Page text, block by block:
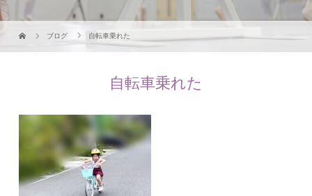
ブログ 自転車乗れた
自転車乗れた